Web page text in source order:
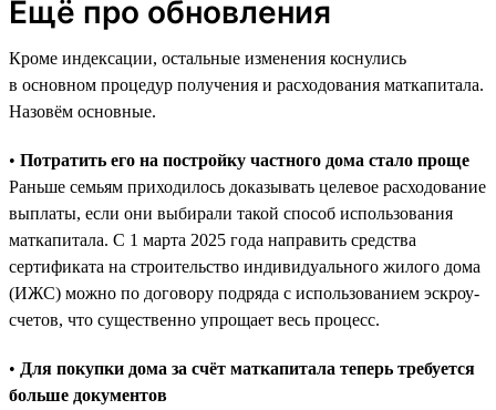
Ещё про обновления
Кроме индексации, остальные изменения коснулись
в основном процедур получения и расходования маткапитала.
Назовём основные.
• Потратить его на постройку частного дома стало проще
Раньше семьям приходилось доказывать целевое расходование
выплаты, если они выбирали такой способ использования
маткапитала. С 1 марта 2025 года направить средства
сертификата на строительство индивидуального жилого дома
(ИЖС) можно по договору подряда с использованием эскроу-
счетов, что существенно упрощает весь процесс.
• Для покупки дома за счёт маткапитала теперь требуется
больше документов